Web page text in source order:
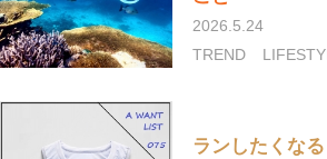
2026.5.24
TREND
ランしたくな